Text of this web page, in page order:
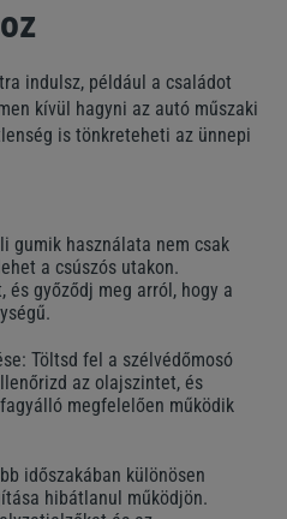
indulsz, például a családot
kívül hagyni az autó műszaki
is tönkreteheti az ünnepi
gumik használata nem csak
a csúszós utakon.
és győződj meg arról, hogy a
Töltsd fel a szélvédőmosó
az olajszintet, és
megfelelően működik
időszakában különösen
hibátlanul működjön.